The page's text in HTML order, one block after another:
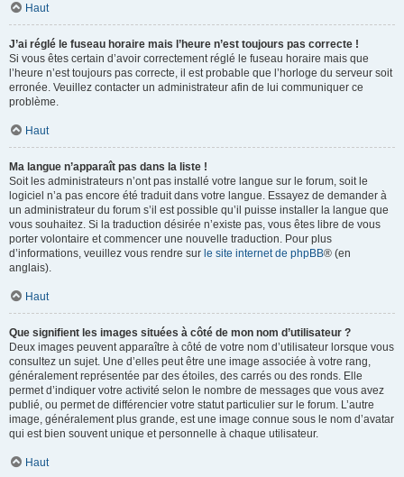
Haut
J’ai réglé le fuseau horaire mais l’heure n’est toujours pas correcte !
Si vous êtes certain d’avoir correctement réglé le fuseau horaire mais que
l’heure n’est toujours pas correcte, il est probable que l’horloge du serveur soit
erronée. Veuillez contacter un administrateur afin de lui communiquer ce
problème.
Haut
Ma langue n’apparaît pas dans la liste !
Soit les administrateurs n’ont pas installé votre langue sur le forum, soit le
logiciel n’a pas encore été traduit dans votre langue. Essayez de demander à
un administrateur du forum s’il est possible qu’il puisse installer la langue que
vous souhaitez. Si la traduction désirée n’existe pas, vous êtes libre de vous
porter volontaire et commencer une nouvelle traduction. Pour plus
d’informations, veuillez vous rendre sur le site internet de phpBB® (en
anglais).
Haut
Que signifient les images situées à côté de mon nom d’utilisateur ?
Deux images peuvent apparaître à côté de votre nom d’utilisateur lorsque vous
consultez un sujet. Une d’elles peut être une image associée à votre rang,
généralement représentée par des étoiles, des carrés ou des ronds. Elle
permet d’indiquer votre activité selon le nombre de messages que vous avez
publié, ou permet de différencier votre statut particulier sur le forum. L’autre
image, généralement plus grande, est une image connue sous le nom d’avatar
qui est bien souvent unique et personnelle à chaque utilisateur.
Haut